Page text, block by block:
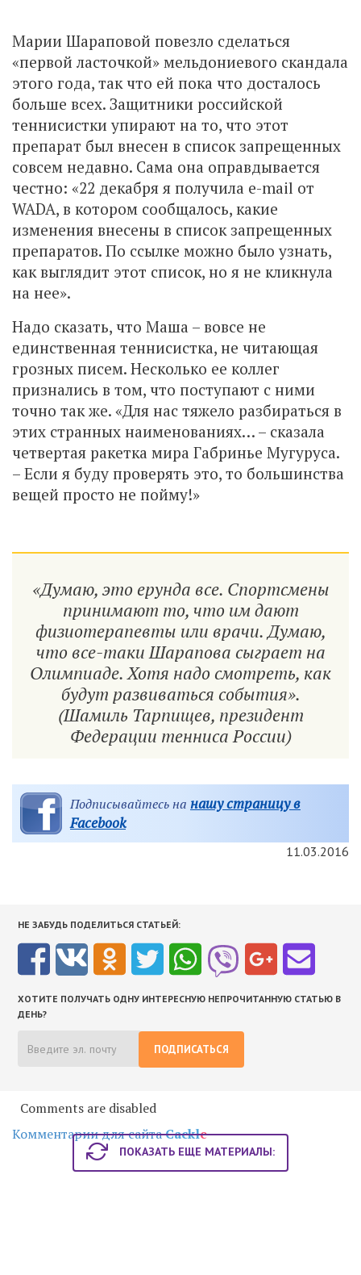
Марии Шараповой повезло сделаться
«первой ласточкой» мельдониевого скандала
этого года, так что ей пока что досталось
больше всех. Защитники российской
теннисистки упирают на то, что этот
препарат был внесен в список запрещенных
совсем недавно. Сама она оправдывается
честно: «22 декабря я получила e-mail от
WADA, в котором сообщалось, какие
изменения внесены в список запрещенных
препаратов. По ссылке можно было узнать,
как выглядит этот список, но я не кликнула
на нее».
Надо сказать, что Маша – вовсе не
единственная теннисистка, не читающая
грозных писем. Несколько ее коллег
признались в том, что поступают с ними
точно так же. «Для нас тяжело разбираться в
этих странных наименованиях… – сказала
четвертая ракетка мира Габринье Мугуруса.
– Если я буду проверять это, то большинства
вещей просто не пойму!»
«Думаю, это ерунда все. Спортсмены
принимают то, что им дают
физиотерапевты или врачи. Думаю,
что все-таки Шарапова сыграет на
Олимпиаде. Хотя надо смотреть, как
будут развиваться события».
(Шамиль Тарпищев, президент
Федерации тенниса России)
Подписывайтесь на нашу страницу в
Facebook
11.03.2016
НЕ ЗАБУДЬ ПОДЕЛИТЬСЯ СТАТЬЕЙ:
ХОТИТЕ ПОЛУЧАТЬ ОДНУ ИНТЕРЕСНУЮ НЕПРОЧИТАННУЮ СТАТЬЮ В
ДЕНЬ?
ПОДПИСАТЬСЯ
Comments are disabled
Комментарии для сайтаCackle
ПОКАЗАТЬ ЕЩЕ МАТЕРИАЛЫ: